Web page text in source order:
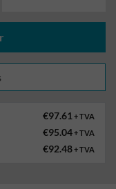
€97.61 + TVA
€95.04+ TVA
€92.48+ TVA